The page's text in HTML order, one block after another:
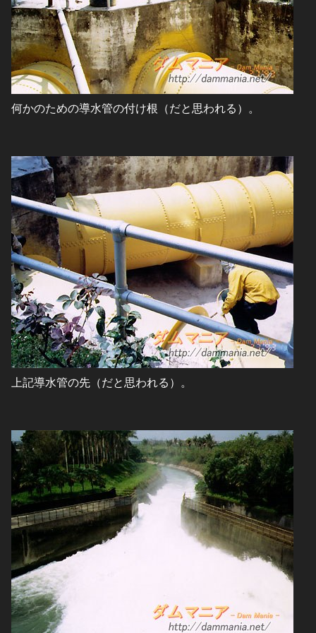
何かのための導水管の付け根（だと思われる）。
上記導水管の先（だと思われる）。